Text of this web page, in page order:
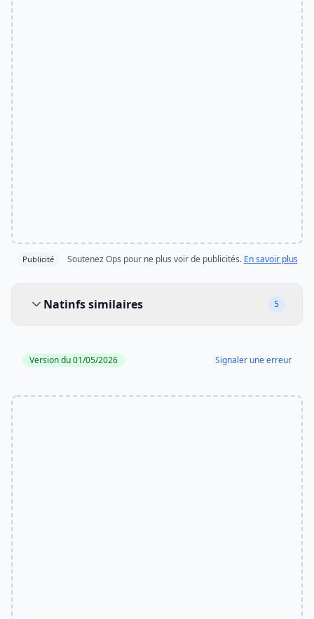
Publicité Soutenez Ops pour ne plus voir de publicités. En savoir plus
Natinfs similaires
5
Version du 01/05/2026 Signaler une erreur